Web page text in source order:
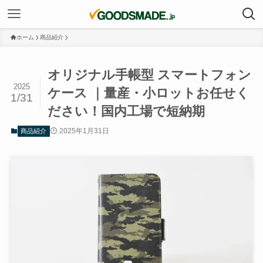
ホーム 商品紹介
オリジナル手帳型 スマートフォン
ケース ｜量産・小ロットお任せく
ださい！国内工場で短納期
2025
1/31
商品紹介 2025年1月31日